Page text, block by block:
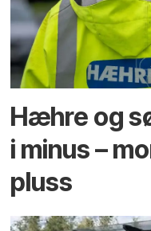
Hæhre og
i minus –
pluss